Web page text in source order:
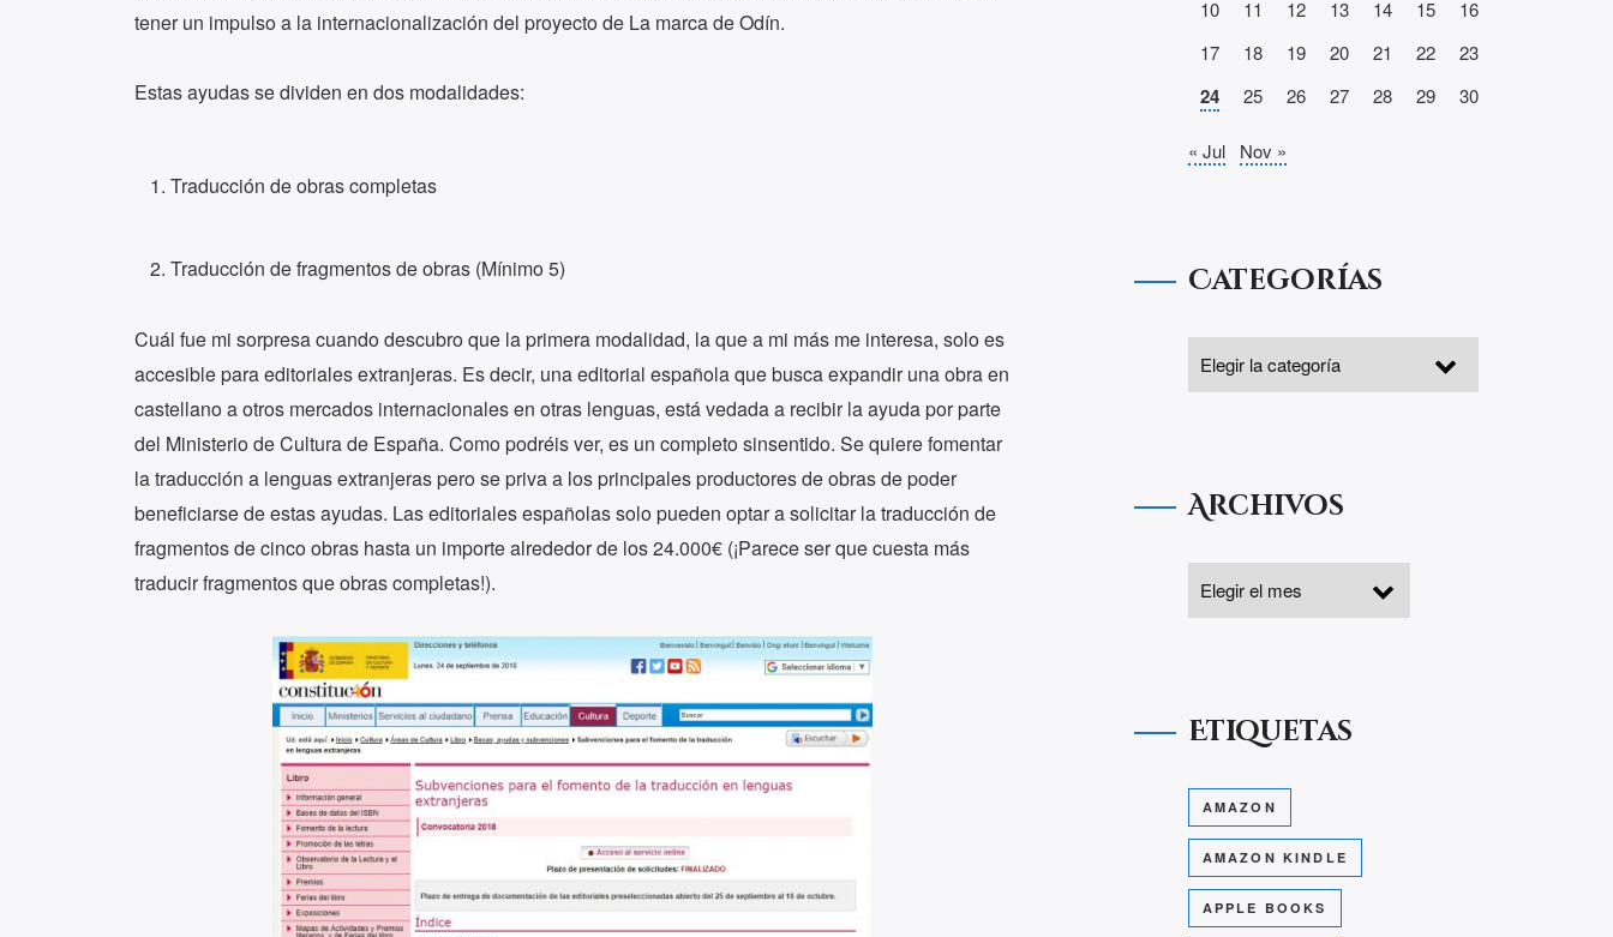
tener un impulso a la internacionalización del proyecto de La marca de Odín.
Estas ayudas se dividen en dos modalidades:
Traducción de obras completas
Traducción de fragmentos de obras (Mínimo 5)
Cuál fue mi sorpresa cuando descubro que la primera modalidad, la que a mi más me interesa, solo es
accesible para editoriales extranjeras. Es decir, una editorial española que busca expandir una obra en
castellano a otros mercados internacionales en otras lenguas, está vedada a recibir la ayuda por parte
del Ministerio de Cultura de España. Como podréis ver, es un completo sinsentido. Se quiere fomentar
la traducción a lenguas extranjeras pero se priva a los principales productores de obras de poder
beneficiarse de estas ayudas. Las editoriales españolas solo pueden optar a solicitar la traducción de
fragmentos de cinco obras hasta un importe alrededor de los 24.000€ (¡Parece ser que cuesta más
traducir fragmentos que obras completas!).
10
11 12 13 14 15
16
17
18 19 20 21 22 23
24 25 26 27 28 29 30
« Jul Nov »
Categorías
Archivos
Etiquetas
AMAZON
AMAZON KINDLE
APPLE BOOKS